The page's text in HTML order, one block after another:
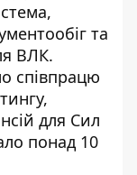
та
ВЛК.
співпрацю
для Сил
понад 10